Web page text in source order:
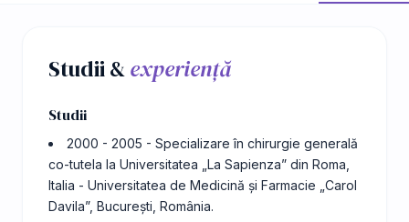
Studii &experiență
Studii
2000 - 2005 - Specializare în chirurgie generală
co-tutela la Universitatea „La Sapienza” din Roma,
Italia - Universitatea de Medicină și Farmacie „Carol
Davila”, București, România.